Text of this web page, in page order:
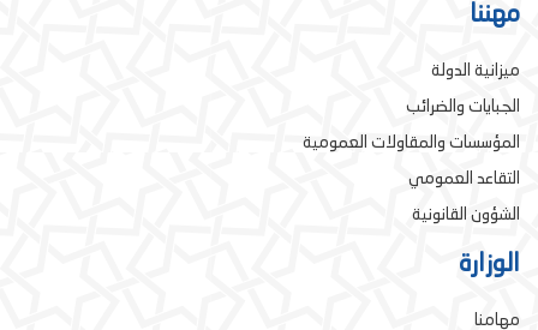
مهننا
ميزانية الدولة
الجبايات والضرائب
المؤسسات والمقاولات العمومية
التقاعد العمومي
الشؤون القانونية
الوزارة
مهامنا